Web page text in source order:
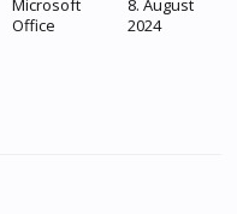
Microsoft
Office
8. August
2024